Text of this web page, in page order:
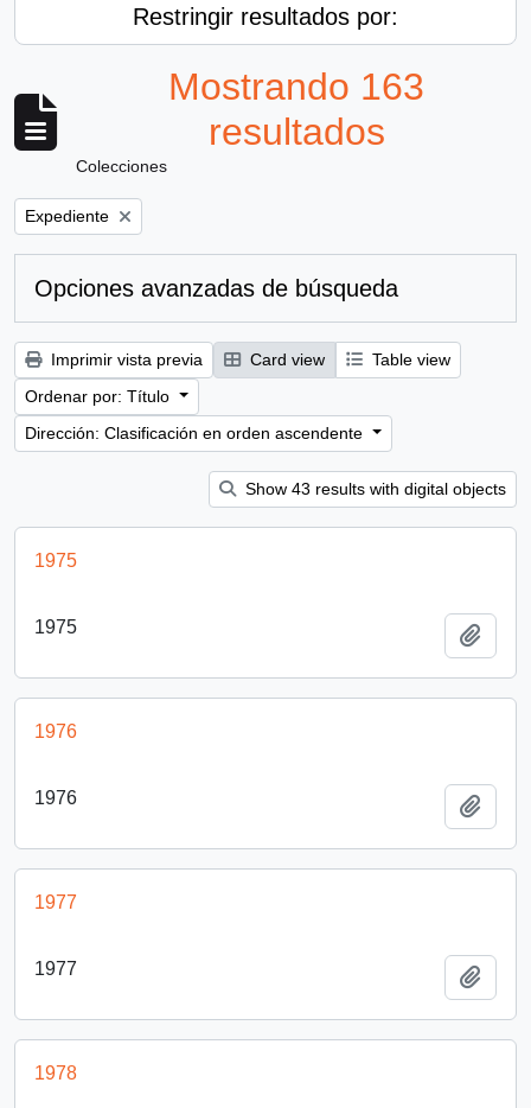
Restringir resultados por:
Mostrando 163
resultados
Colecciones
Remove filter:
Expediente
Opciones avanzadas de búsqueda
Imprimir vista previa Card view
Table view
Ordenar por: Título
Dirección: Clasificación en orden ascendente
Show 43 results with digital objects
1975
1975
1976
1976
1977
1977
1978